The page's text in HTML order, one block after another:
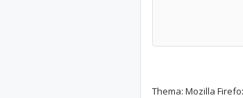
Thema: Mozilla